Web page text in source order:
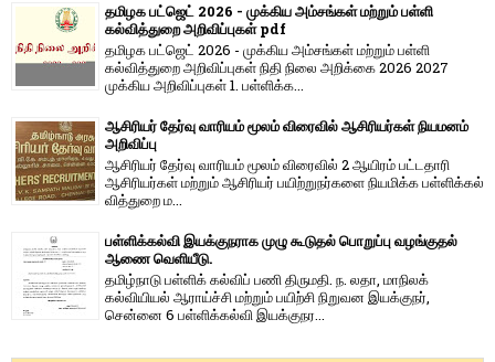
தமிழக பட்ஜெட் 2026 - முக்கிய அம்சங்கள் மற்றும் பள்ளி
கல்வித்துறை அறிவிப்புகள் pdf
தமிழக பட்ஜெட் 2026 - முக்கிய அம்சங்கள் மற்றும் பள்ளி
கல்வித்துறை அறிவிப்புகள் நிதி நிலை அறிக்கை 2026 2027
முக்கிய அறிவிப்புகள் 1. பள்ளிக்க...
ஆசிரியர் தேர்வு வாரியம் மூலம் விரைவில் ஆசிரியர்கள் நியமனம்
அறிவிப்பு
ஆசிரியர் தேர்வு வாரி​யம் மூலம் விரை​வில் 2 ஆயிரம் பட்​ட​தாரி
ஆசிரியர்​கள் மற்​றும் ஆசிரியர் பயிற்றுநர்​களை நியமிக்க பள்​ளிக்​கல்​
வித்​துறை ம...
பள்ளிக்கல்வி இயக்குநராக முழு கூடுதல் பொறுப்பு வழங்குதல்
ஆணை வெளியீடு.
தமிழ்நாடு பள்ளிக் கல்விப் பணி திருமதி. ந. லதா, மாநிலக்
கல்வியியல் ஆராய்ச்சி மற்றும் பயிற்சி நிறுவன இயக்குநர்,
சென்னை 6 பள்ளிக்கல்வி இயக்குநர...